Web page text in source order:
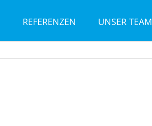
REFERENZEN UNSER TEAM